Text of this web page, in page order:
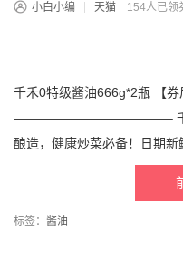
小白小编 天猫 154人已领
千禾0特级酱油666g*2瓶 【
————————————– 千禾0
酿造，健康炒菜必备！日期新
标签： 酱油